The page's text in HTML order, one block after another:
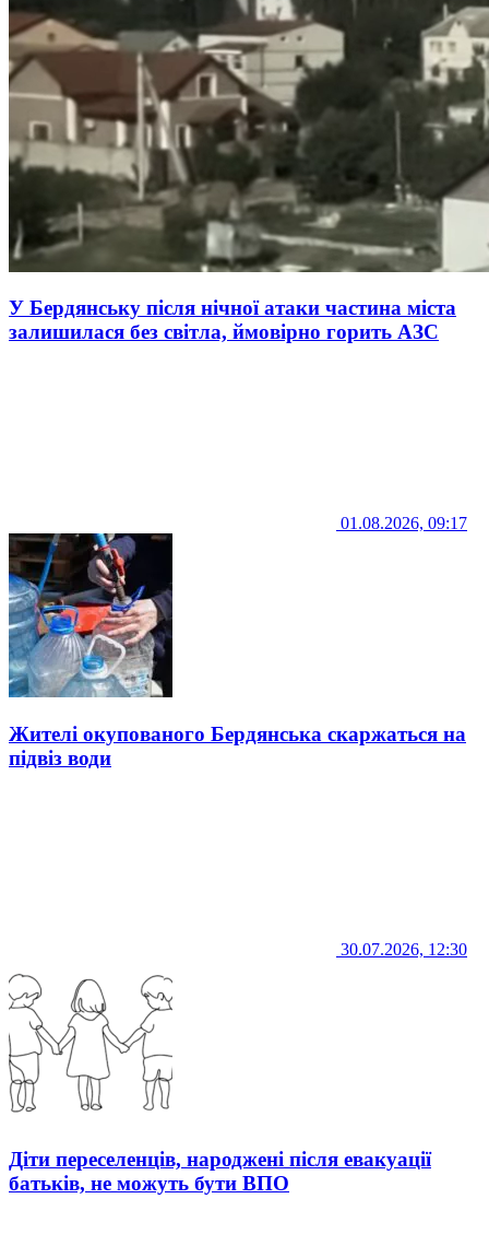
У Бердянську після нічної атаки частина міста
залишилася без світла, ймовірно горить АЗС
01.08.2026, 09:17
Жителі окупованого Бердянська скаржаться на
підвіз води
30.07.2026, 12:30
Діти переселенців, народжені після евакуації
батьків, не можуть бути ВПО